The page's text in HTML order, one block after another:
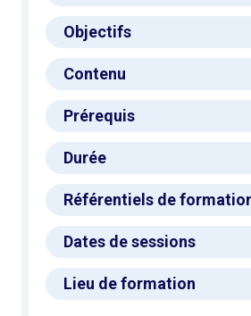
Objectifs
Contenu
Prérequis
Durée
Référentiels de
Dates de sessions
Lieu de formation